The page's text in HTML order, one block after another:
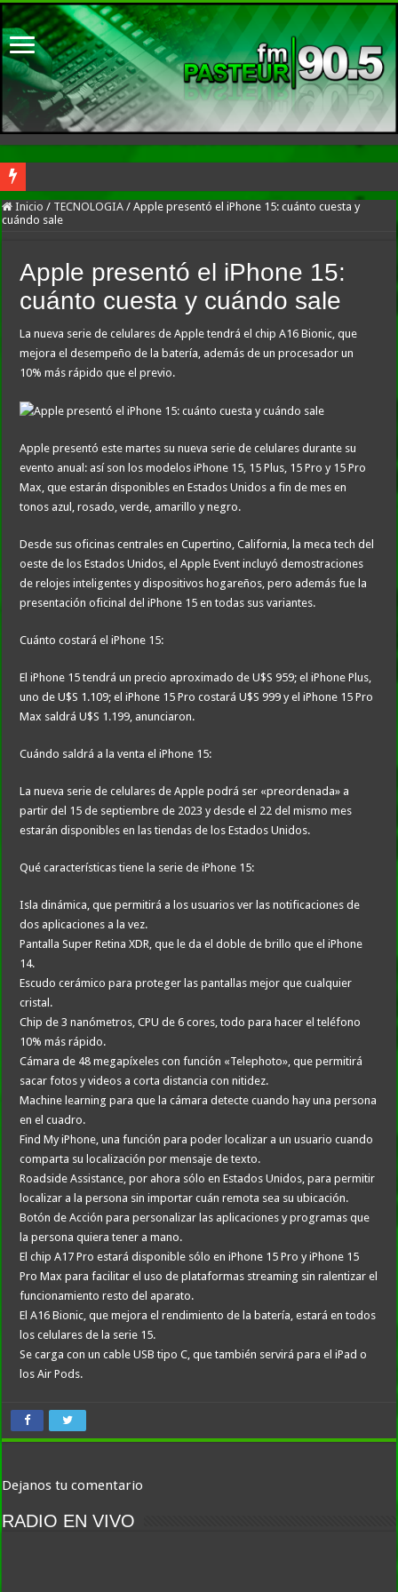
A un año del caso del preceptor que mató a su hijo, marchan al Congreso contra
El Gobierno acusó a Lula de escalar unilateralmente el conflicto y ratificó el
Patricia Bullrich pidió que Brasil «no se victimice» y apuntó a la intromisión
La amenaza de Quintela de expropiar empresas hizo ruido en el peronismo:
Nuevo asesinato motochorro de un policía de la Ciudad en el Conurbano:
Investigan la misteriosa muerte de una mujer en Villa Elisa: la encontraron con
Caso Agostina: la querella pidió la detención de la madre y la hermana de
García Cuerva contó detalles de cómo se planificó la visita de León XIV y dijo
Inicio / TECNOLOGIA / Apple presentó el iPhone 15: cuánto cuesta y
cuándo sale
Apple presentó el iPhone 15:
cuánto cuesta y cuándo sale
La nueva serie de celulares de Apple tendrá el chip A16 Bionic, que
mejora el desempeño de la batería, además de un procesador un
10% más rápido que el previo.
Apple presentó este martes su nueva serie de celulares durante su
evento anual: así son los modelos iPhone 15, 15 Plus, 15 Pro y 15 Pro
Max, que estarán disponibles en Estados Unidos a fin de mes en
tonos azul, rosado, verde, amarillo y negro.
Desde sus oficinas centrales en Cupertino, California, la meca tech del
oeste de los Estados Unidos, el Apple Event incluyó demostraciones
de relojes inteligentes y dispositivos hogareños, pero además fue la
presentación oficinal del iPhone 15 en todas sus variantes.
Cuánto costará el iPhone 15:
El iPhone 15 tendrá un precio aproximado de U$S 959; el iPhone Plus,
uno de U$S 1.109; el iPhone 15 Pro costará U$S 999 y el iPhone 15 Pro
Max saldrá U$S 1.199, anunciaron.
Cuándo saldrá a la venta el iPhone 15:
La nueva serie de celulares de Apple podrá ser «preordenada» a
partir del 15 de septiembre de 2023 y desde el 22 del mismo mes
estarán disponibles en las tiendas de los Estados Unidos.
Qué características tiene la serie de iPhone 15:
Isla dinámica, que permitirá a los usuarios ver las notificaciones de
dos aplicaciones a la vez.
Pantalla Super Retina XDR, que le da el doble de brillo que el iPhone
14.
Escudo cerámico para proteger las pantallas mejor que cualquier
cristal.
Chip de 3 nanómetros, CPU de 6 cores, todo para hacer el teléfono
10% más rápido.
Cámara de 48 megapíxeles con función «Telephoto», que permitirá
sacar fotos y videos a corta distancia con nitidez.
Machine learning para que la cámara detecte cuando hay una persona
en el cuadro.
Find My iPhone, una función para poder localizar a un usuario cuando
comparta su localización por mensaje de texto.
Roadside Assistance, por ahora sólo en Estados Unidos, para permitir
localizar a la persona sin importar cuán remota sea su ubicación.
Botón de Acción para personalizar las aplicaciones y programas que
la persona quiera tener a mano.
El chip A17 Pro estará disponible sólo en iPhone 15 Pro y iPhone 15
Pro Max para facilitar el uso de plataformas streaming sin ralentizar el
funcionamiento resto del aparato.
El A16 Bionic, que mejora el rendimiento de la batería, estará en todos
los celulares de la serie 15.
Se carga con un cable USB tipo C, que también servirá para el iPad o
los Air Pods.
Dejanos tu comentario
RADIO EN VIVO